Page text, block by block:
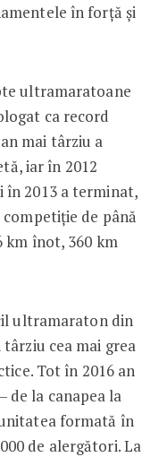
în forță și
ultramaratoane
ca record
mai târziu a
iar în 2012
2013 a terminat,
de până
km înot, 360 km
ultramaraton din
cea mai grea
Tot în 2016 an
de la canapea la
formată în
de alergători. La